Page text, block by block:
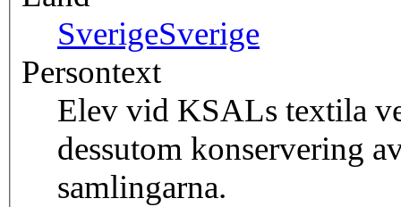
SverigeSverige
Persontext
Elev vid KSALs textila
dessutom konservering
samlingarna.